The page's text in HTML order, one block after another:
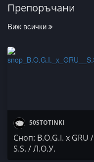
Препоръчани
Виж всички
50STOTINKI
Сноп: B.O.G.I. x GRU /
S.S. / Л.О.У.